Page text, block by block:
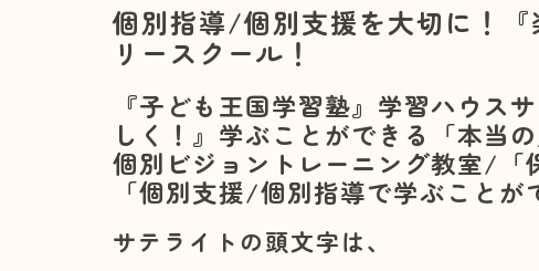
個別指導/個別支援を大切に！
リースクール！
『子ども王国学習塾』学習ハウス
しく！』学ぶことができる「本当
個別ビジョントレーニング教室/
「個別支援/個別指導で学ぶこと
サテライトの頭文字は、